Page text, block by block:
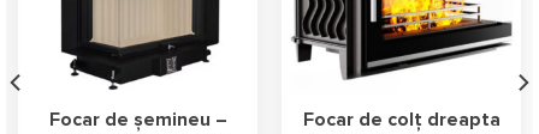
Focar de șemineu –
Focar de colț dreapta